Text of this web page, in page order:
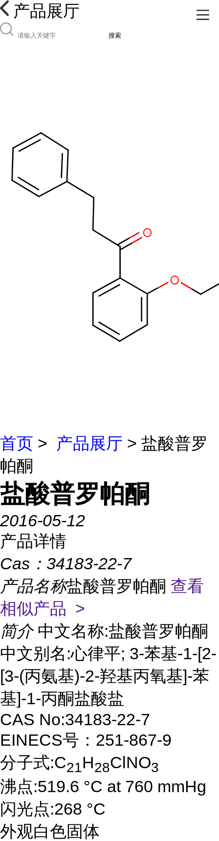
产品展厅
搜索
首页 > 产品展厅 > 盐酸普罗
帕酮
盐酸普罗帕酮
2016-05-12
产品详情
Cas： 34183-22-7
产品名称盐酸普罗帕酮 查看
相似产品 >
简介 中文名称:盐酸普罗帕酮
中文别名:心律平; 3-苯基-1-[2-
[3-(丙氨基)-2-羟基丙氧基]-苯
基]-1-丙酮盐酸盐
CAS No:34183-22-7
EINECS号：251-867-9
分子式:C21H28ClNO3
沸点:519.6 °C at 760 mmHg
闪光点:268 °C
外观白色固体